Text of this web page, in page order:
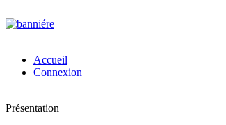
Accueil
Connexion
Présentation